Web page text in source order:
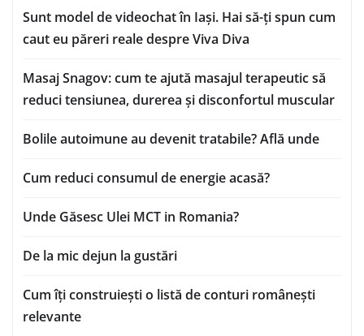
Sunt model de videochat în Iași. Hai să-ți spun cum
caut eu păreri reale despre Viva Diva
Masaj Snagov: cum te ajută masajul terapeutic să
reduci tensiunea, durerea și disconfortul muscular
Bolile autoimune au devenit tratabile? Află unde
Cum reduci consumul de energie acasă?
Unde Găsesc Ulei MCT in Romania?
De la mic dejun la gustări
Cum îți construiești o listă de conturi românești
relevante